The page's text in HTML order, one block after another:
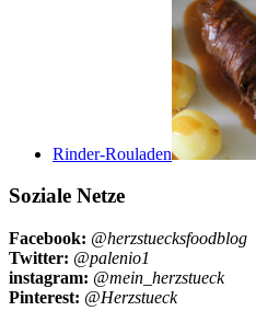
Rinder-Rouladen
Soziale Netze
Facebook: @herzstuecksfoodblog
Twitter: @palenio1
instagram: @mein_herzstueck
Pinterest: @Herzstueck